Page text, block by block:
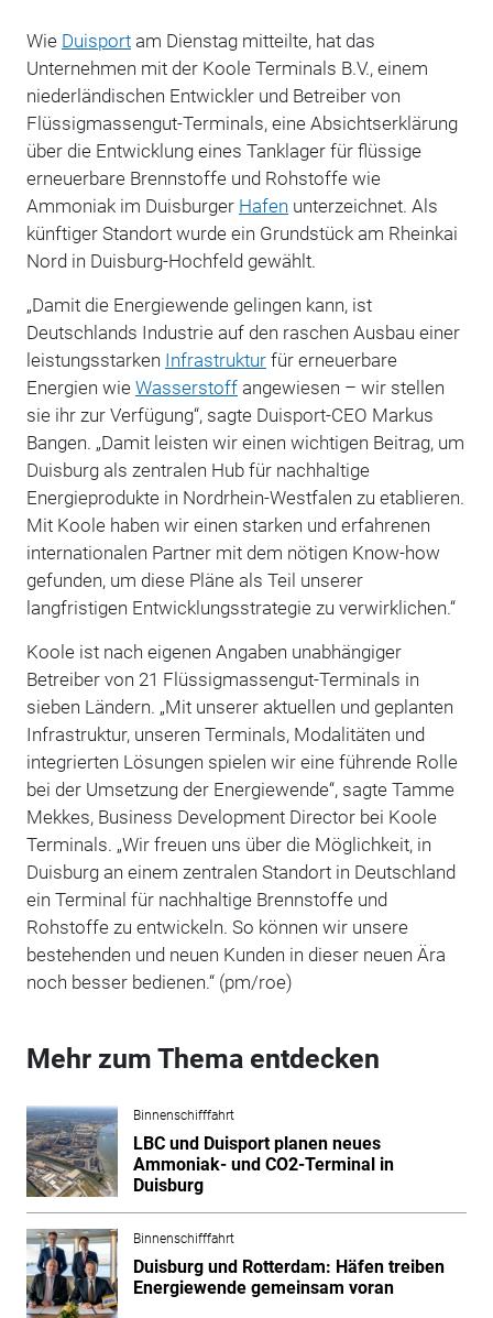
Wie Duisportam Dienstag mitteilte, hat das
Unternehmen mit der Koole Terminals B.V., einem
niederländischen Entwickler und Betreiber von
Flüssigmassengut-Terminals, eine Absichtserklärung
über die Entwicklung eines Tanklager für flüssige
erneuerbare Brennstoffe und Rohstoffe wie
Ammoniak im Duisburger Hafen unterzeichnet. Als
künftiger Standort wurde ein Grundstück am Rheinkai
Nord in Duisburg-Hochfeld gewählt.
„Damit die Energiewende gelingen kann, ist
Deutschlands Industrie auf den raschen Ausbau einer
leistungsstarken Infrastrukturfür erneuerbare
Energien wie Wasserstoffangewiesen – wir stellen
sie ihr zur Verfügung“, sagte Duisport-CEO Markus
Bangen. „Damit leisten wir einen wichtigen Beitrag, um
Duisburg als zentralen Hub für nachhaltige
Energieprodukte in Nordrhein-Westfalen zu etablieren.
Mit Koole haben wir einen starken und erfahrenen
internationalen Partner mit dem nötigen Know-how
gefunden, um diese Pläne als Teil unserer
langfristigen Entwicklungsstrategie zu verwirklichen.“
Koole ist nach eigenen Angaben unabhängiger
Betreiber von 21 Flüssigmassengut-Terminals in
sieben Ländern. „Mit unserer aktuellen und geplanten
Infrastruktur, unseren Terminals, Modalitäten und
integrierten Lösungen spielen wir eine führende Rolle
bei der Umsetzung der Energiewende“, sagte Tamme
Mekkes, Business Development Director bei Koole
Terminals. „Wir freuen uns über die Möglichkeit, in
Duisburg an einem zentralen Standort in Deutschland
ein Terminal für nachhaltige Brennstoffe und
Rohstoffe zu entwickeln. So können wir unsere
bestehenden und neuen Kunden in dieser neuen Ära
noch besser bedienen.“ (pm/roe)
Mehr zum Thema entdecken
Binnenschifffahrt
LBC und Duisport planen neues
Ammoniak- und CO2-Terminal in
Duisburg
Binnenschifffahrt
Duisburg und Rotterdam: Häfen treiben
Energiewende gemeinsam voran